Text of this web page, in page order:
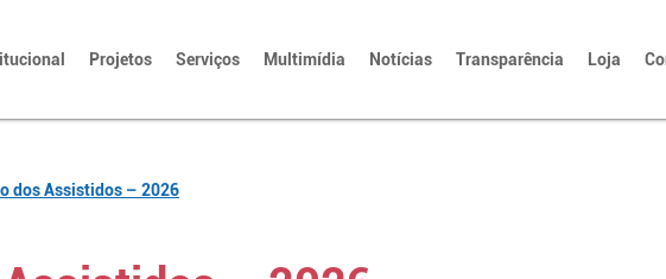
Projetos Serviços Multimídia Notícias Transparência Loja
dos Assistidos – 2026